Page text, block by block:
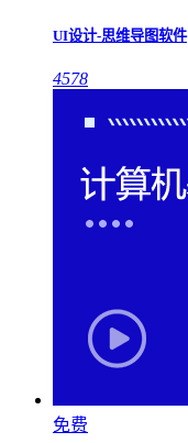
UI设计-思维导图软件
4578
免费